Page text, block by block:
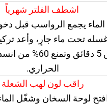
اشطف الفلتر شهرياً
يجمع الرواسب قبل
تحت ماء جارٍ، وأعد
تستغرق 5 دقائق
الحراري.
راقب لون لهب الشعلة
لوحة السخان وشغّل